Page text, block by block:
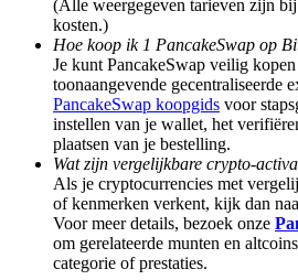
Share 500000 CASHCAT prize
Exclusive for BitMart Users
Register & Trade to Win 500,000
Precious Metals Trading Carnival
Trade Gold & Silver · 33,333
(Alle weergegeven tarieven zijn
kosten.)
Hoe koop ik 1 PancakeSwap op
Je kunt PancakeSwap veilig
toonaangevende gecentraliseerde
PancakeSwap koopgids voor
instellen van je wallet, het
plaatsen van je bestelling.
Wat zijn vergelijkbare crypto-
Als je cryptocurrencies met
of kenmerken verkent, kijk dan
Voor meer details, bezoek onze
om gerelateerde munten en
categorie of prestaties.